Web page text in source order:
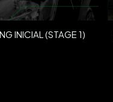
INICIAL (STAGE 1)